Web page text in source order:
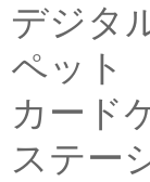
デジタ
ペット
カード
ステー